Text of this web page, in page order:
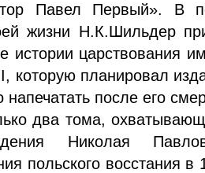
Павел Первый». В
жизни Н.К.Шильдер
истории царствования
которую планировал
напечатать после его
два тома,
Николая
польского восстания в